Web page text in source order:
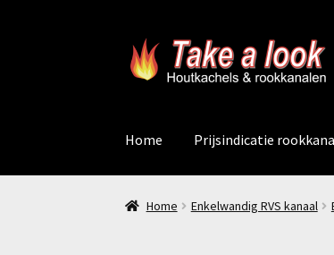
Ga
door
Ga
naar
Home Prijsindicatie
Home Enkelwandig RVS kanaal